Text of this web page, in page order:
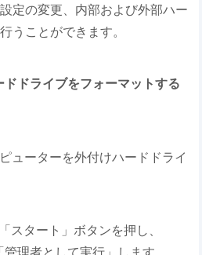
定の変更、内部および外部ハー
うことができます。
ドライブをフォーマットする
ューターを外付けハードドライ
スタート」ボタンを押し、